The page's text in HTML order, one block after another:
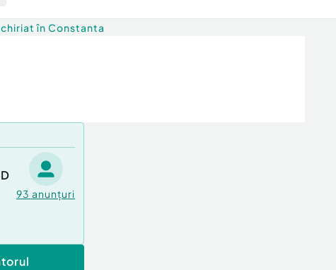
în Constanta
93 anunțuri